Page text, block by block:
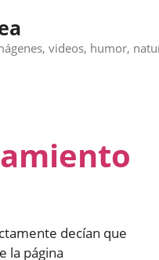
videos, humor,
decían que
la página